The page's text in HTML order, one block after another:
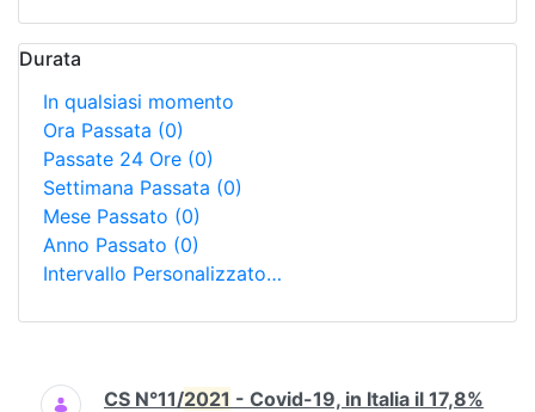
Durata
In qualsiasi momento
Ora Passata (0)
Passate 24 Ore (0)
Settimana Passata (0)
Mese Passato (0)
Anno Passato (0)
Intervallo Personalizzato…
Ricerca
CS N°11/2021 - Covid-19, in Italia il 17,8%